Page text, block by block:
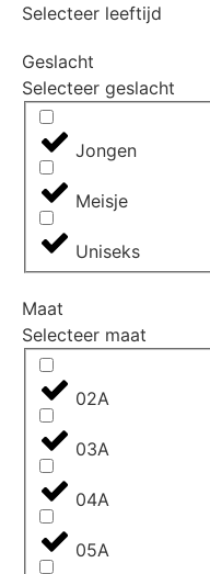
Selecteer leeftijd
Geslacht
Selecteer geslacht
Jongen
Meisje
Uniseks
Maat
Selecteer maat
02A
03A
04A
05A